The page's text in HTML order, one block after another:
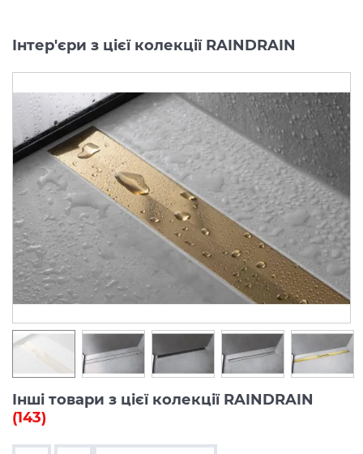
Інтер'єри з цієї колекції RAINDRAIN
Інші товари з цієї колекції RAINDRAIN
(143)